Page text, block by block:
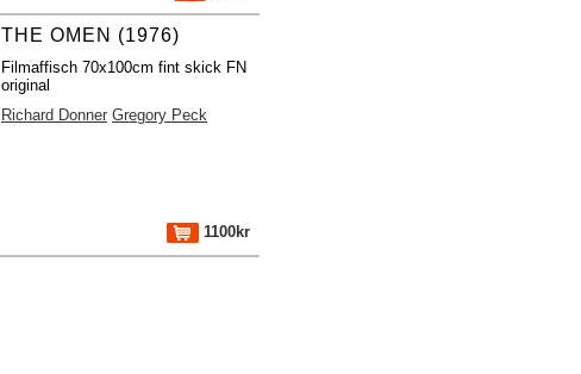
THE OMEN (1976)
Filmaffisch 70x100cm fint skick FN
original
Richard Donner Gregory Peck
1100kr